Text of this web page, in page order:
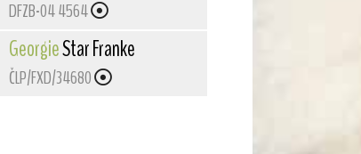
DFZB-04 4564
GeorgieStar Franke
ČLP/FXD/34680